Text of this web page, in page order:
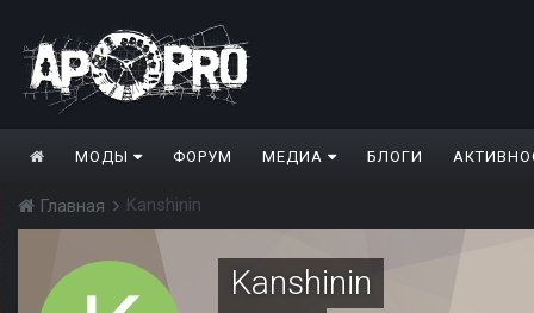
МОДЫ ФОРУМ МЕДИА БЛОГИ
Главная Kanshinin
Kanshinin